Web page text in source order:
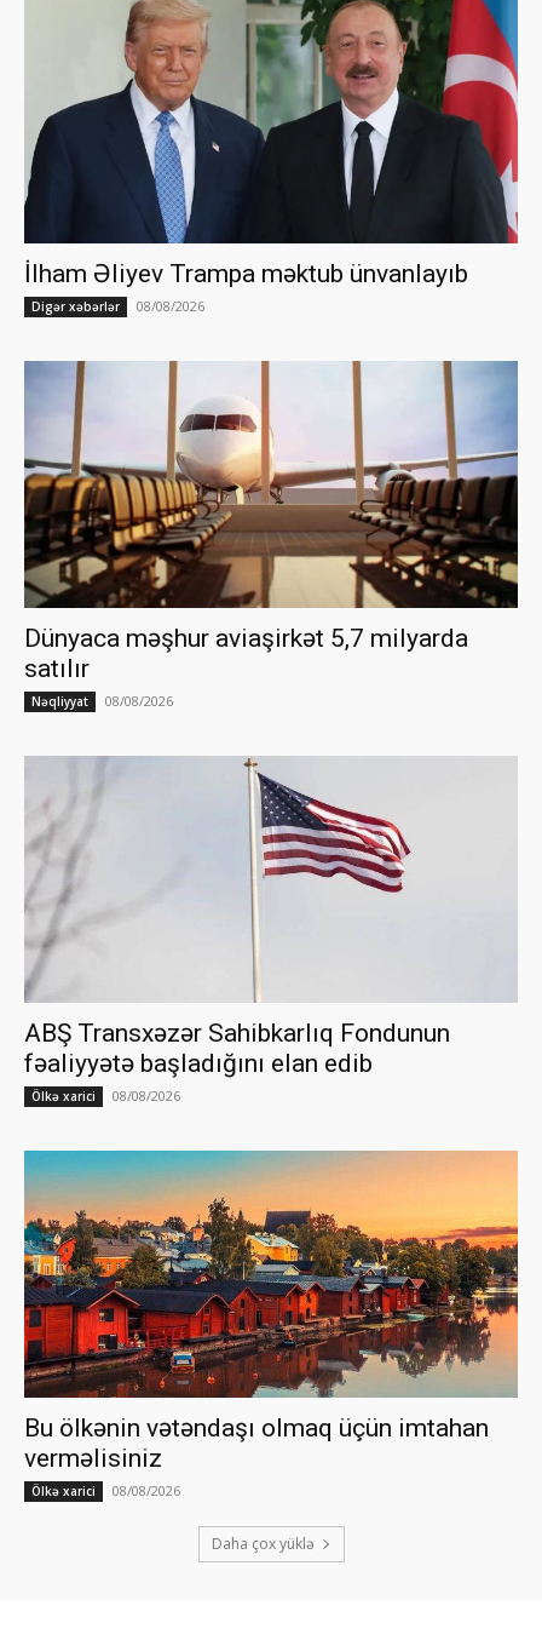
İlham Əliyev Trampa məktub ünvanlayıb
Digər xəbərlər 08/08/2026
Dünyaca məşhur aviaşirkət 5,7 milyarda
satılır
Nəqliyyat 08/08/2026
ABŞ Transxəzər Sahibkarlıq Fondunun
fəaliyyətə başladığını elan edib
Ölkə xarici 08/08/2026
Bu ölkənin vətəndaşı olmaq üçün imtahan
verməlisiniz
Ölkə xarici 08/08/2026
Daha çox yüklə